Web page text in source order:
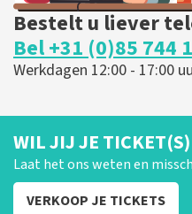
Bestelt u liever
Bel +31 (0)85 744
Werkdagen 12:00 - 17:00
WIL JIJ JE
Laat het ons weten en
VERKOOP JE TICKETS